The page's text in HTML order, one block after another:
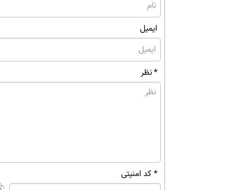
ایمیل
* نظر
* کد امنیتی